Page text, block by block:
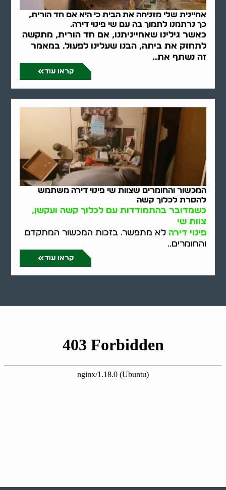
אחיינית שלי מזניחה את הבית כי היא אם חד הורית,
כך נרתמנו לתמוך בה עם שי פינוי דירה.
כאשר גילינו שאחייניתנו, אם חד הורית, מתקשה
לתחזק את ביתה, הבנו שעלינו לפעול. במאמר
זה נשתף את..
קראו עוד
המכשור והחומרים שצוות שי פינוי דירה משתמש
להסרת לכלוך קשה
כשמדובר בהתמודדות עם לכלוך קשה ועקשן,
צוות שי
פינוי דירה לא מתפשר. בזכות המכשור המתקדם
והחומרים..
קראו עוד